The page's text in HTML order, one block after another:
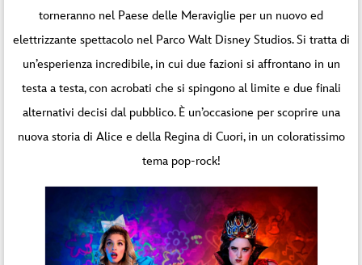
torneranno nel Paese delle Meraviglie per un nuovo ed
elettrizzante spettacolo nel Parco Walt Disney Studios. Si tratta di
un’esperienza incredibile, in cui due fazioni si affrontano in un
testa a testa, con acrobati che si spingono al limite e due finali
alternativi decisi dal pubblico. È un’occasione per scoprire una
nuova storia di Alice e della Regina di Cuori, in un coloratissimo
tema pop-rock!